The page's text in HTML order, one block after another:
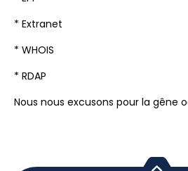
* Extranet
* WHOIS
* RDAP
Nous nous excusons pour la gêne